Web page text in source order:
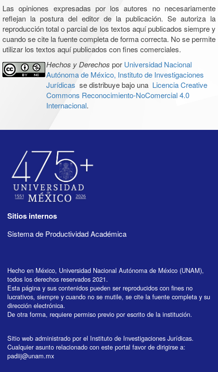
Las opiniones expresadas por los autores no necesariamente
reflejan la postura del editor de la publicación. Se autoriza la
reproducción total o parcial de los textos aquí publicados siempre y
cuando se cite la fuente completa de forma correcta. No se permite
utilizar los textos aquí publicados con fines comerciales.
Hechos y Derechos por Universidad Nacional
Autónoma de México, Instituto de Investigaciones
Jurídicas se distribuye bajo una Licencia Creative
Commons Reconocimiento-NoComercial 4.0
Internacional.
Sitios internos
Sistema de Productividad Académica
Hecho en México, Universidad Nacional Autónoma de México (UNAM),
todos los derechos reservados 2021.
Esta página y sus contenidos pueden ser reproducidos con fines no
lucrativos, siempre y cuando no se mutile, se cite la fuente completa y su
dirección electrónica.
De otra forma, requiere permiso previo por escrito de la institución.
Sitio web administrado por el Instituto de Investigaciones Jurídicas.
Cualquier asunto relacionado con este portal favor de dirigirse a:
padiij@unam.mx